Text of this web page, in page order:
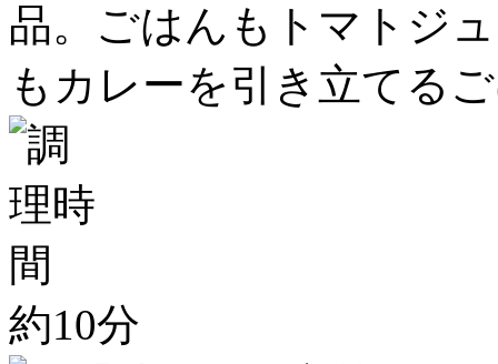
品。ごはんもトマトジ
もカレーを引き立てる
約10分